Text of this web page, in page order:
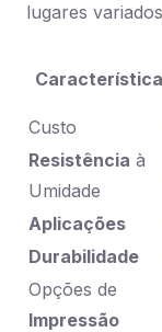
lugares
Característica
Custo
Resistência à
Umidade
Aplicações
Durabilidade
Opções de
Impressão